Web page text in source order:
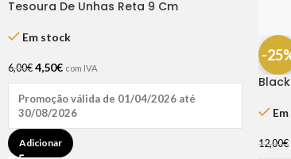
Tesoura De Unhas Reta 9 Cm
Em stock
6,00€ 4,50€ com IVA
Promoção válida de 01/04/2026 até
30/08/2026
Adicionar
-
12,00€